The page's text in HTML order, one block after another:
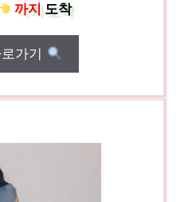
까지도착
가기